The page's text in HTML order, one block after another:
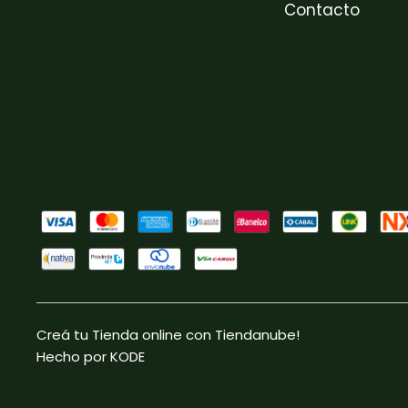
Contacto
Creá tu Tienda online con Tiendanube!
Hecho por KODE